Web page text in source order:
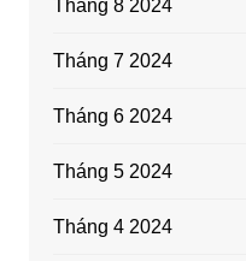
Tháng 8 2024
Tháng 7 2024
Tháng 6 2024
Tháng 5 2024
Tháng 4 2024